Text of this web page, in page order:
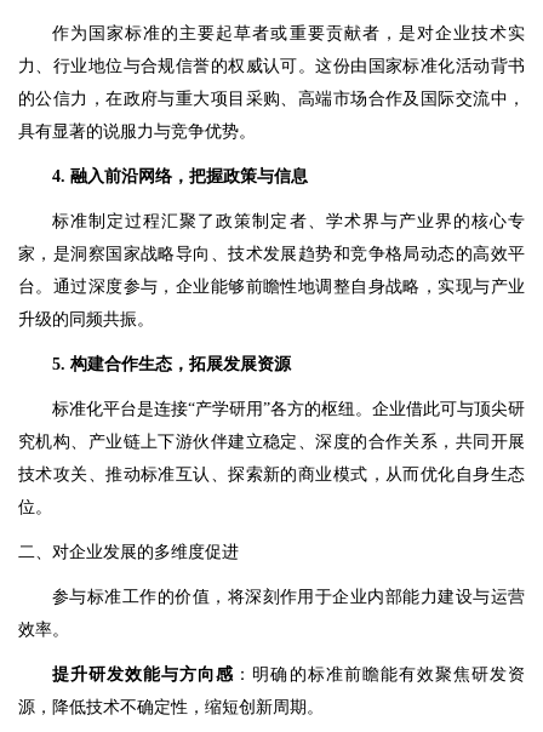
作为国家标准的主要起草者或重要贡献者，是对企业技术实
力、行业地位与合规信誉的权威认可。这份由国家标准化活动背书
的公信力，在政府与重大项目采购、高端市场合作及国际交流中，
具有显著的说服力与竞争优势。
4. 融入前沿网络，把握政策与信息
标准制定过程汇聚了政策制定者、学术界与产业界的核心专
家，是洞察国家战略导向、技术发展趋势和竞争格局动态的高效平
台。通过深度参与，企业能够前瞻性地调整自身战略，实现与产业
升级的同频共振。
5. 构建合作生态，拓展发展资源
标准化平台是连接“产学研用”各方的枢纽。企业借此可与顶尖研
究机构、产业链上下游伙伴建立稳定、深度的合作关系，共同开展
技术攻关、推动标准互认、探索新的商业模式，从而优化自身生态
位。
二、对企业发展的多维度促进
参与标准工作的价值，将深刻作用于企业内部能力建设与运营
效率。
提升研发效能与方向感 ：明确的标准前瞻能有效聚焦研发资
源，降低技术不确定性，缩短创新周期。